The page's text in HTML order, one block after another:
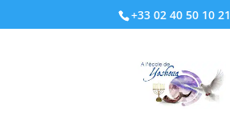
+33 02 40 50 10 21